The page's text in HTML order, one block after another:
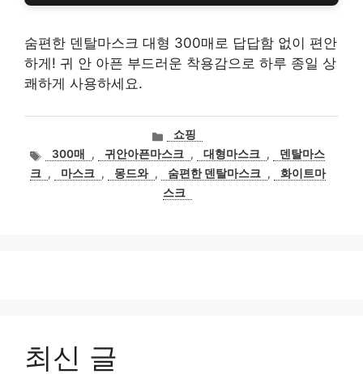
숨편한 덴탈마스크 대형 300매로 답답함 없이 편안
하게! 귀 안 아픈 부드러운 착용감으로 하루 종일 상
쾌하게 사용하세요.
카
테
고
리
쇼핑
태300매 , 귀안아픈마스크 , 대형마스크 ,
덴탈마스
크 , 마스크 , 몽드와 , 숨편한 덴탈마스크 ,
화이트마
스크
최신 글